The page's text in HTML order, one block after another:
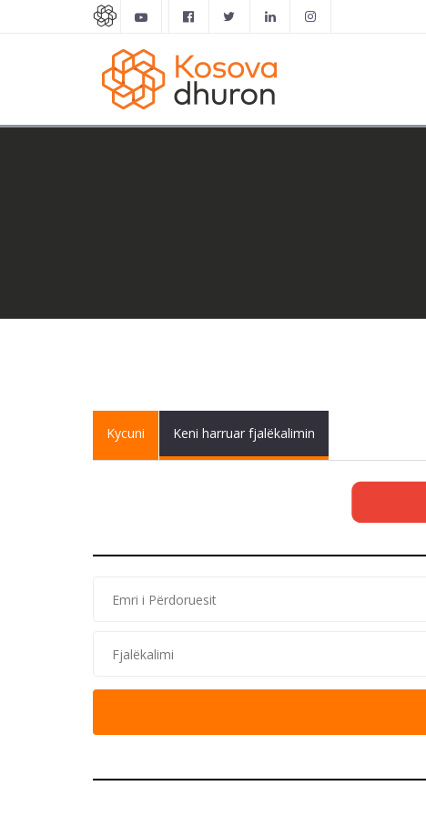
Primary tabs
Kycuni (activeKeni harruar fjalëkalimin